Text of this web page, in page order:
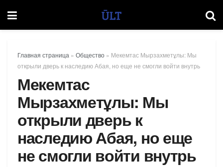
Главная страница » Общество » Мекемтас Мырзахметұлы: Мы
открыли дверь к наследию Абая, но еще не смогли войти внутрь
Мекемтас
Мырзахметұлы: Мы
открыли дверь к
наследию Абая, но еще
не смогли войти внутрь